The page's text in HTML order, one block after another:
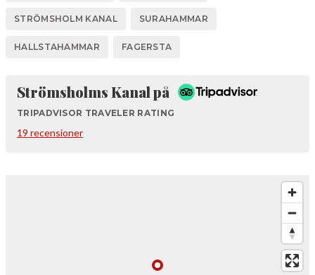
STRÖMSHOLM KANAL SURAHAMMAR
HALLSTAHAMMAR FAGERSTA
Strömsholms Kanal på Tripadvisor
TRIPADVISOR TRAVELER RATING
19 recensioner